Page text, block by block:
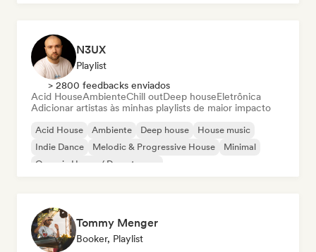
N3UX
Playlist
> 2800 feedbacks enviados
Acid HouseAmbienteChill outDeep houseEletrônica
Adicionar artistas às minhas playlists de maior impacto
Acid House Ambiente Deep house
House music
Indie Dance
Melodic & Progressive House
Minimal
Organic House / Downtempo
Tommy Menger
Booker, Playlist